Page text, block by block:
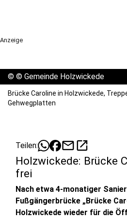
Anzeige
© © Gemeinde Holzwickede
Brücke Caroline in Holzwickede,
Gehwegplatten
Teilen: mailopen_in_new
Holzwickede: Brücke
frei
Nach etwa 4-monatiger
Fußgängerbrücke „Brücke
Holzwickede wieder für die